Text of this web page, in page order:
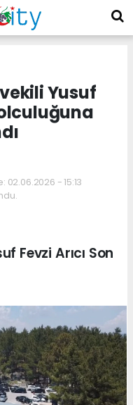
Yusuf
02.06.2026 - 15:13
Fevzi Arıcı Son